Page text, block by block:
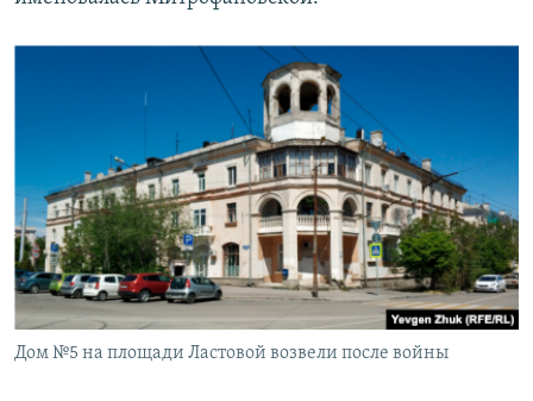
Дом №5 на площади Ластовой возвели после войны